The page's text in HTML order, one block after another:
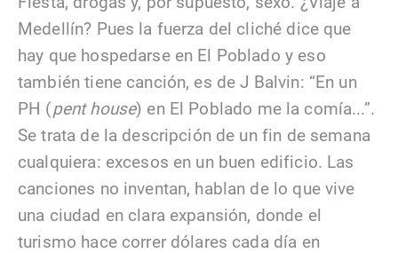
Medellín? Pues la fuerza del cliché dice que
hay que hospedarse en El Poblado y eso
también tiene canción, es de J Balvin: “En un
PH (pent house) en El Poblado me la comía...”.
Se trata de la descripción de un fin de semana
cualquiera: excesos en un buen edificio. Las
canciones no inventan, hablan de lo que vive
una ciudad en clara expansión, donde el
turismo hace correr dólares cada día en